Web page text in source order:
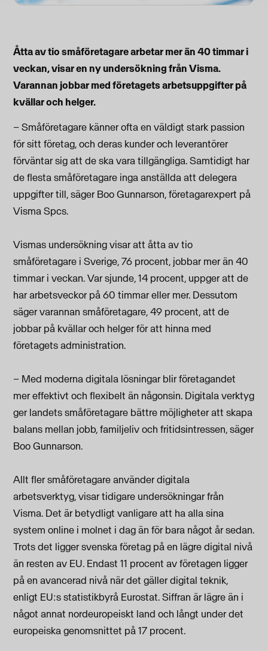
Åtta av tio småföretagare arbetar mer än 40 timmar i
veckan, visar en ny undersökning från Visma.
Varannan jobbar med företagets arbetsuppgifter på
kvällar och helger.
– Småföretagare känner ofta en väldigt stark passion
för sitt företag, och deras kunder och leverantörer
förväntar sig att de ska vara tillgängliga. Samtidigt har
de flesta småföretagare inga anställda att delegera
uppgifter till, säger Boo Gunnarson, företagarexpert på
Visma Spcs.
Vismas undersökning visar att åtta av tio
småföretagare i Sverige, 76 procent, jobbar mer än 40
timmar i veckan. Var sjunde, 14 procent, uppger att de
har arbetsveckor på 60 timmar eller mer. Dessutom
säger varannan småföretagare, 49 procent, att de
jobbar på kvällar och helger för att hinna med
företagets administration.
– Med moderna digitala lösningar blir företagandet
mer effektivt och flexibelt än någonsin. Digitala verktyg
ger landets småföretagare bättre möjligheter att skapa
balans mellan jobb, familjeliv och fritidsintressen, säger
Boo Gunnarson.
Allt fler småföretagare använder digitala
arbetsverktyg, visar tidigare undersökningar från
Visma. Det är betydligt vanligare att ha alla sina
system online i molnet i dag än för bara något år sedan.
Trots det ligger svenska företag på en lägre digital nivå
än resten av EU. Endast 11 procent av företagen ligger
på en avancerad nivå när det gäller digital teknik,
enligt EU:s statistikbyrå Eurostat. Siffran är lägre än i
något annat nordeuropeiskt land och långt under det
europeiska genomsnittet på 17 procent.